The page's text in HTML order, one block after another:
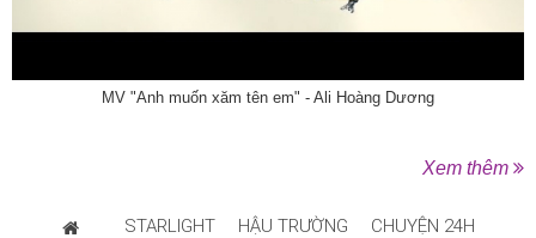
MV "Anh muốn xăm tên em" - Ali Hoàng Dương
Xem thêm
STARLIGHT HẬU TRƯỜNG
CHUYỆN 24H